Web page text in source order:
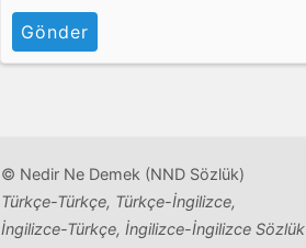
Gönder
© Nedir Ne Demek (NND Sözlük)
Türkçe-Türkçe, Türkçe-İngilizce,
İngilizce-Türkçe, İngilizce-İngilizce Sözlük